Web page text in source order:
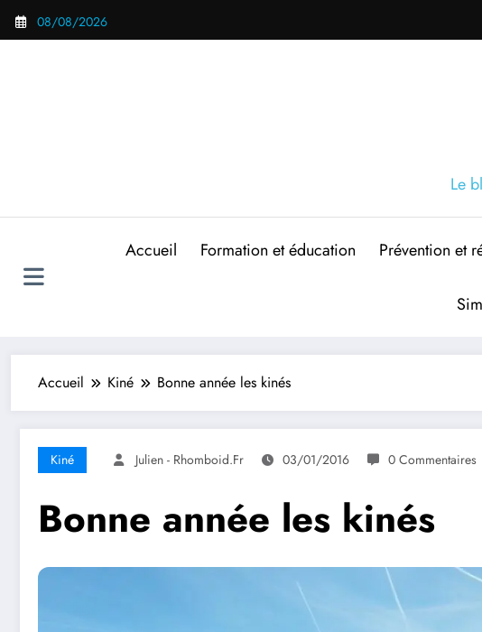
Aller
08/08/2026
Le
Accueil Formation et éducation Prévention et
Accueil Kiné Bonne année les kinés
Kiné Julien - Rhomboid.fr 03/01/2016 0 Commentaires
Bonne année les kinés